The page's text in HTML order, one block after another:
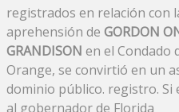
registrados en relación con
aprehensión de GORDON
GRANDISON en el Condado
Orange, se convirtió en un
dominio público. registro. Si
al gobernador de Florida